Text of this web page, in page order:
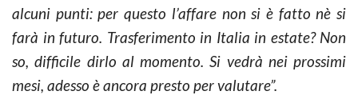
alcuni punti: per questo l’affare non si è fatto nè si
farà in futuro. Trasferimento in Italia in estate? Non
so, difficile dirlo al momento. Si vedrà nei prossimi
mesi, adesso è ancora presto per valutare”.